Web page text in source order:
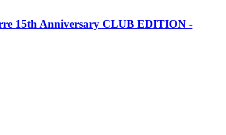
15th Anniversary CLUB EDITION -